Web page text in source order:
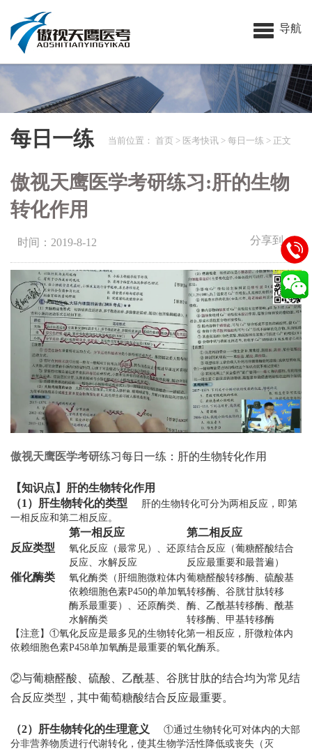
导航
每日一练 当前位置： 首页 > 医考快讯 > 每日一练 > 正文
傲视天鹰医学考研练习:肝的生物
转化作用
时间：2019-8-12 分享到：
傲视天鹰医学考研练习每日一练：肝的生物转化作用
【知识点】肝的生物转化作用
（1）肝生物转化的类型 肝的生物转化可分为两相反应，即第
一相反应和第二相反应。
第一相反应
第二相反应
反应类型
氧化反应（最常见）、还原
反应、水解反应
结合反应（葡糖醛酸结合
反应最重要和最普遍）
催化酶类
氧化酶类（肝细胞微粒体内
依赖细胞色素P450的单加氧
酶系最重要）、还原酶类、
水解酶类
葡糖醛酸转移酶、硫酸基
转移酶、谷胱甘肽转移
酶、乙酰基转移酶、酰基
转移酶、甲基转移酶
【注意】①氧化反应是最多见的生物转化第一相反应，肝微粒体内
依赖细胞色素P458单加氧酶是最重要的氧化酶系。
②与葡糖醛酸、硫酸、乙酰基、谷胱甘肽的结合均为常见结
合反应类型，其中葡萄糖酸结合反应最重要。
（2）肝生物转化的生理意义
①通过生物转化可对体内的大部
分非营养物质进行代谢转化，使其生物学活性降低或丧失（灭